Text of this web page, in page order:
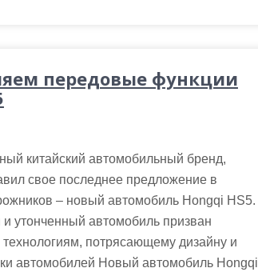
передовые функции
китайский автомобильный бренд,
свое последнее предложение в
– новый автомобиль Hongqi HS5.
утонченный автомобиль призван
потрясающему дизайну и
автомобилей Новый автомобиль Hongqi